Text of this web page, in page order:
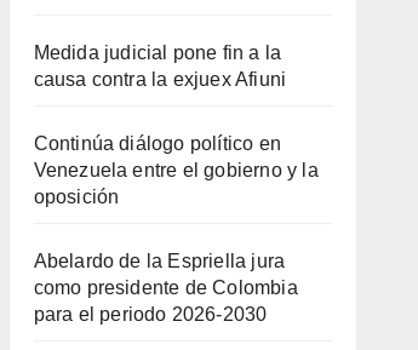
Medida judicial pone fin a la
causa contra la exjuex Afiuni
Continúa diálogo político en
Venezuela entre el gobierno y la
oposición
Abelardo de la Espriella jura
como presidente de Colombia
para el periodo 2026-2030